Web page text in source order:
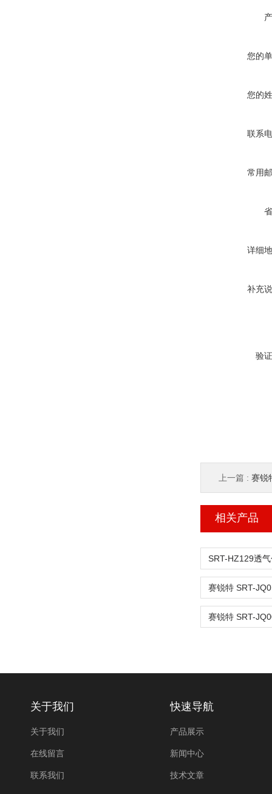
您的
您的
联系
常用
详细
补充
验
上一篇 : 赛锐特
相关产品
关于我们
关于我们
在线留言
联系我们
快速导航
产品展示
新闻中心
技术文章